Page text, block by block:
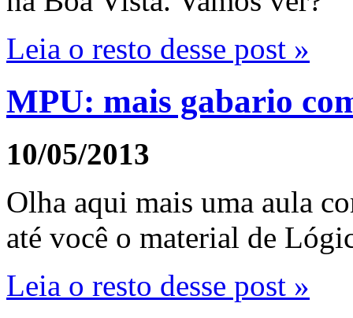
Leia o resto desse post »
MPU: mais gabario
10/05/2013
Olha aqui mais uma aula
até você o material de
Leia o resto desse post »